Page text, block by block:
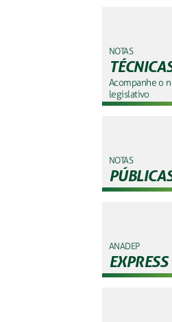
NOTAS
Acompanhe o
legislativo
NOTAS
ANADEP
EXPRESS